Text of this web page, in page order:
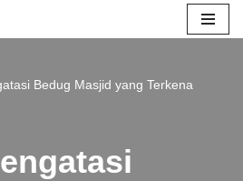
Bedug Masjid yang Terkena